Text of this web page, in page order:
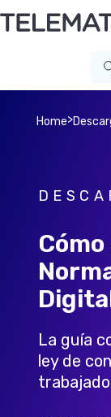
Home>
La guía
ley de